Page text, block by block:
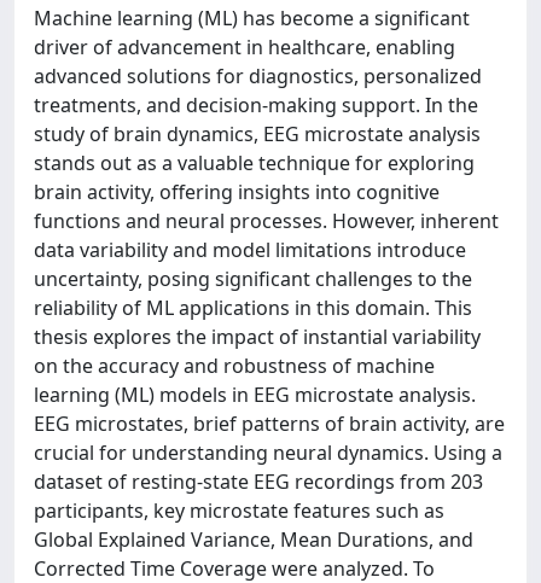
Machine learning (ML) has become a significant
driver of advancement in healthcare, enabling
advanced solutions for diagnostics, personalized
treatments, and decision-making support. In the
study of brain dynamics, EEG microstate analysis
stands out as a valuable technique for exploring
brain activity, offering insights into cognitive
functions and neural processes. However, inherent
data variability and model limitations introduce
uncertainty, posing significant challenges to the
reliability of ML applications in this domain. This
thesis explores the impact of instantial variability
on the accuracy and robustness of machine
learning (ML) models in EEG microstate analysis.
EEG microstates, brief patterns of brain activity, are
crucial for understanding neural dynamics. Using a
dataset of resting-state EEG recordings from 203
participants, key microstate features such as
Global Explained Variance, Mean Durations, and
Corrected Time Coverage were analyzed. To